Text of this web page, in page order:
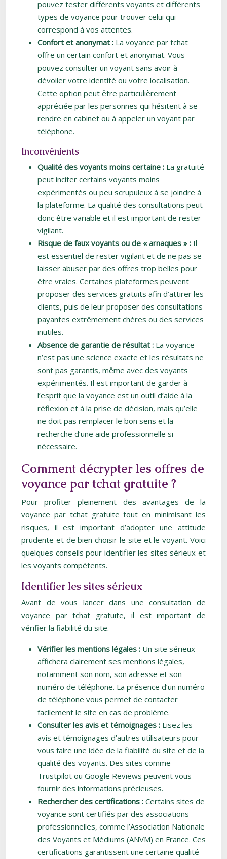
pouvez tester différents voyants et différents
types de voyance pour trouver celui qui
correspond à vos attentes.
Confort et anonymat : La voyance par tchat
offre un certain confort et anonymat. Vous
pouvez consulter un voyant sans avoir à
dévoiler votre identité ou votre localisation.
Cette option peut être particulièrement
appréciée par les personnes qui hésitent à se
rendre en cabinet ou à appeler un voyant par
téléphone.
Inconvénients
Qualité des voyants moins certaine : La gratuité
peut inciter certains voyants moins
expérimentés ou peu scrupuleux à se joindre à
la plateforme. La qualité des consultations peut
donc être variable et il est important de rester
vigilant.
Risque de faux voyants ou de « arnaques » : Il
est essentiel de rester vigilant et de ne pas se
laisser abuser par des offres trop belles pour
être vraies. Certaines plateformes peuvent
proposer des services gratuits afin d’attirer les
clients, puis de leur proposer des consultations
payantes extrêmement chères ou des services
inutiles.
Absence de garantie de résultat : La voyance
n’est pas une science exacte et les résultats ne
sont pas garantis, même avec des voyants
expérimentés. Il est important de garder à
l’esprit que la voyance est un outil d’aide à la
réflexion et à la prise de décision, mais qu’elle
ne doit pas remplacer le bon sens et la
recherche d’une aide professionnelle si
nécessaire.
Comment décrypter les offres de
voyance par tchat gratuite ?
Pour profiter pleinement des avantages de la
voyance par tchat gratuite tout en minimisant les
risques, il est important d’adopter une attitude
prudente et de bien choisir le site et le voyant. Voici
quelques conseils pour identifier les sites sérieux et
les voyants compétents.
Identifier les sites sérieux
Avant de vous lancer dans une consultation de
voyance par tchat gratuite, il est important de
vérifier la fiabilité du site.
Vérifier les mentions légales : Un site sérieux
affichera clairement ses mentions légales,
notamment son nom, son adresse et son
numéro de téléphone. La présence d’un numéro
de téléphone vous permet de contacter
facilement le site en cas de problème.
Consulter les avis et témoignages : Lisez les
avis et témoignages d’autres utilisateurs pour
vous faire une idée de la fiabilité du site et de la
qualité des voyants. Des sites comme
Trustpilot ou Google Reviews peuvent vous
fournir des informations précieuses.
Rechercher des certifications : Certains sites de
voyance sont certifiés par des associations
professionnelles, comme l’Association Nationale
des Voyants et Médiums (ANVM) en France. Ces
certifications garantissent une certaine qualité